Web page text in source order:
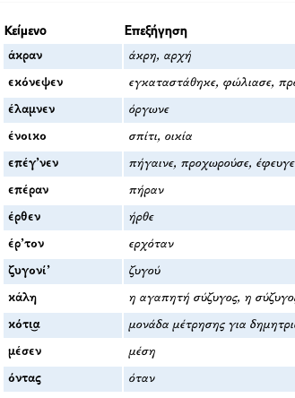
Κείμενο Επεξήγηση
άκραν άκρη, αρχή
εκόνεψεν εγκαταστάθηκε, φώλιασε,
έλαμνεν όργωνε
ένοικο σπίτι, οικία
επέγ’νεν πήγαινε, προχωρούσε, έφευγε
επέραν πήραν
έρθεν ήρθε
έρ’τον ερχόταν
ζυγονί’ ζυγού
κάλη η αγαπητή σύζυγος, η
κότι͜α μονάδα μέτρησης για
μέσεν μέση
όντας όταν